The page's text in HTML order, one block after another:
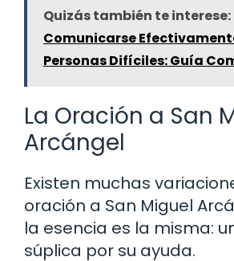
Quizás también te interese:
Comunicarse
Personas Difíciles: Guía
La Oración a San
Arcángel
Existen muchas
oración a San Miguel
la esencia es la misma:
súplica por su ayuda.